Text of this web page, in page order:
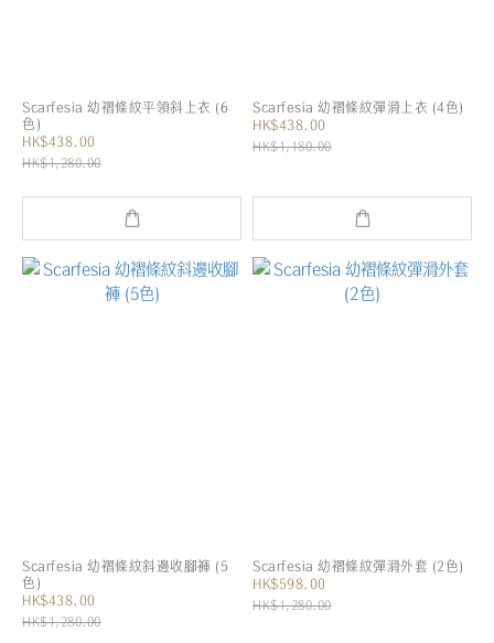
Scarfesia 幼褶條紋平領斜上衣 (6
色)
HK$438.00
HK$1,280.00
Scarfesia 幼褶條紋彈滑上衣 (4色)
HK$438.00
HK$1,180.00
Scarfesia 幼褶條紋斜邊收腳褲 (5
色)
HK$438.00
HK$1,280.00
Scarfesia 幼褶條紋彈滑外套 (2色)
HK$598.00
HK$1,280.00